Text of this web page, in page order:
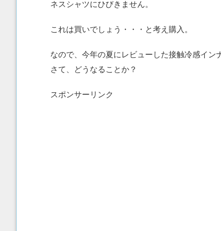
ネスシャツにひびきません。
これは買いでしょう・・・と考え購入。
なので、今年の夏にレビューした接触冷感イン
さて、どうなることか？
スポンサーリンク